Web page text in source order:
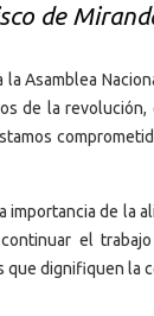
de
Asamblea
de la
de la
el
dignifiquen la